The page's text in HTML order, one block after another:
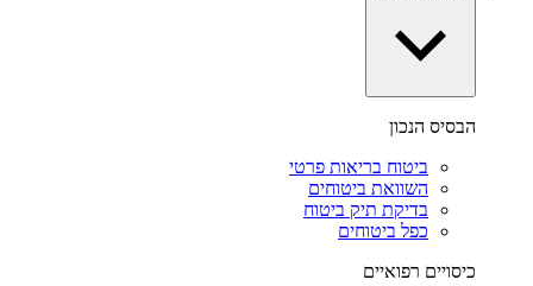
הבסיס הנכון
ביטוח בריאות פרטי
השוואת ביטוחים
בדיקת תיק ביטוח
כפל ביטוחים
כיסויים רפואיים